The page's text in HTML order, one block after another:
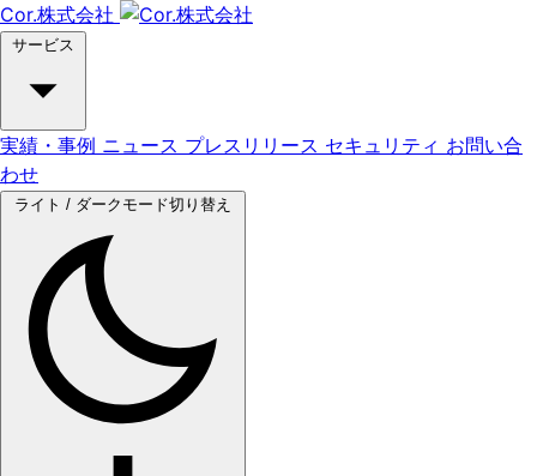
Cor.株式会社
実績・事例 ニュース プレスリリース セキュリティ お問い合
わせ
ライト / ダークモード切り替え